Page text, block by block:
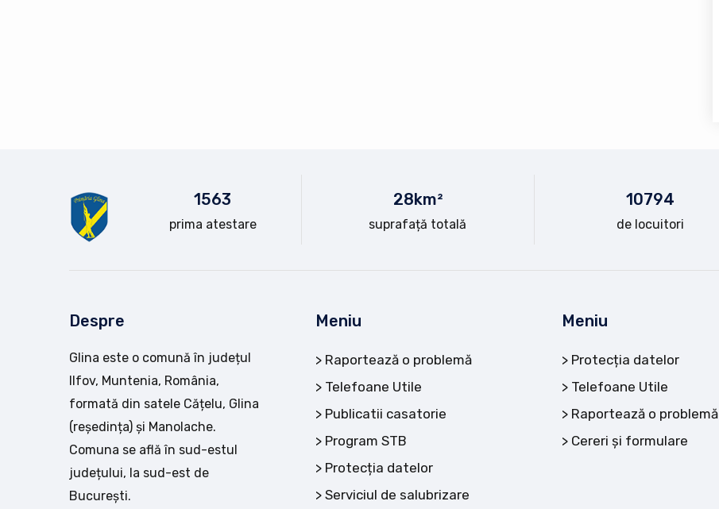
1563
prima atestare
28km²
suprafață totală
10794
de locuitori
Despre
Glina este o comună în județul
Ilfov, Muntenia, România,
formată din satele Cățelu, Glina
(reședința) și Manolache.
Comuna se află în sud-estul
județului, la sud-est de
București.
Meniu
Raportează o problemă
Telefoane Utile
Publicatii casatorie
Program STB
Protecția datelor
Serviciul de salubrizare
Meniu
Protecția datelor
Telefoane Utile
Raportează o problemă
Cereri și formulare